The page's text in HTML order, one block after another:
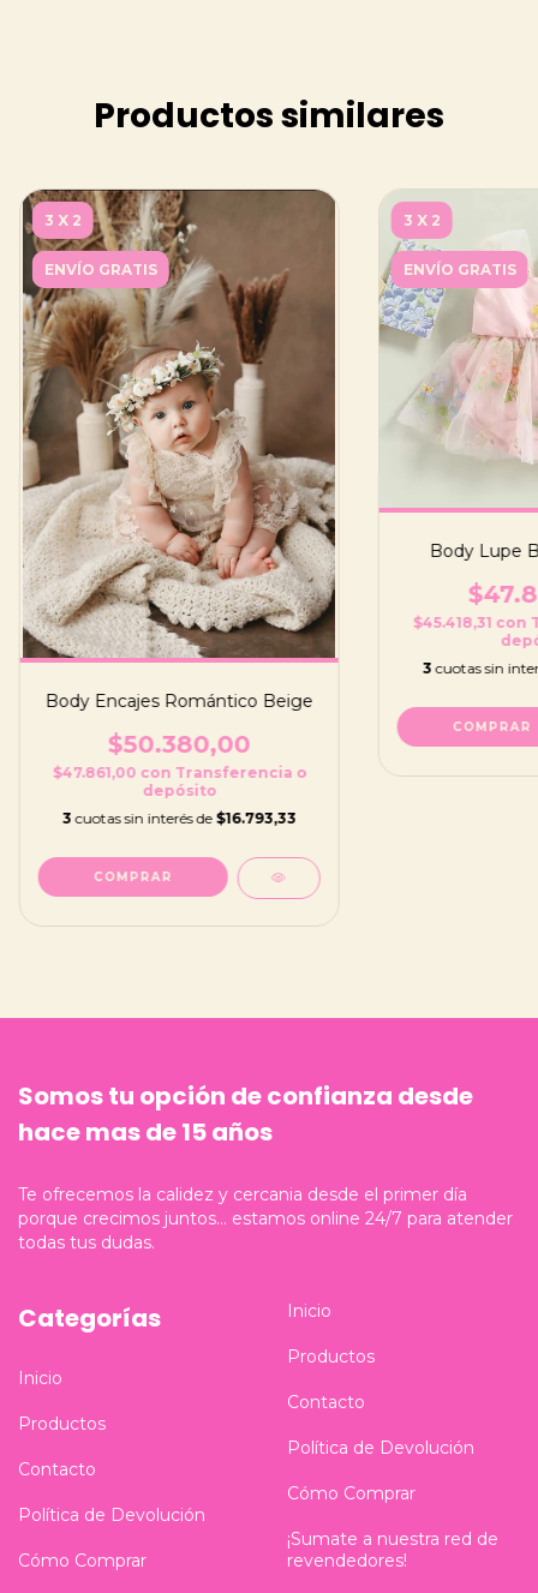
Productos similares
3 X 2
ENVÍO GRATIS
Body Encajes Romántico Beige
$50.380,00
$47.861,00 con Transferencia o
depósito
3 cuotas sin interés de $16.793,33
COMPRAR
3 X 2
ENVÍO GRATIS
Body Lupe
$45.418,31 con
3 cuotas sin
COMPRAR
Somos tu opción de confianza desde
hace mas de 15 años
Te ofrecemos la calidez y cercania desde el primer día
porque crecimos juntos... estamos online 24/7 para atender
todas tus dudas.
Categorías
Inicio
Productos
Contacto
Política de Devolución
Cómo Comprar
Inicio
Productos
Contacto
Política de Devolución
Cómo Comprar
¡Sumate a nuestra red de
revendedores!